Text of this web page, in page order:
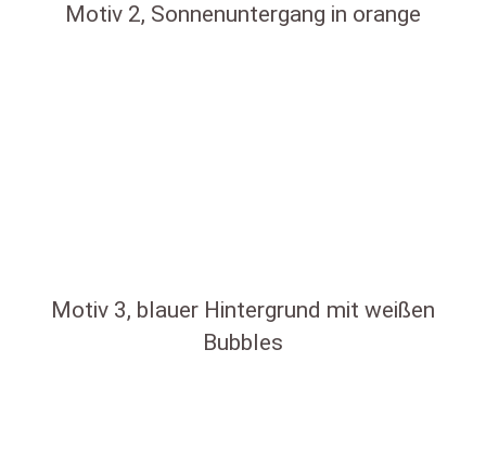
Motiv 2, Sonnenuntergang in orange
Motiv 3, blauer Hintergrund mit weißen
Bubbles